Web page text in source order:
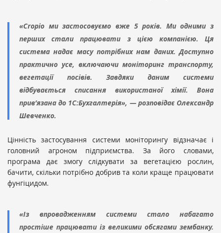
«Cropio ми застосовуємо вже 5 років. Ми одними з
перших стали працювати з цією компанією. Ця
система надає масу потрібних нам даних. Доступно
практично усе, включаючи моніторинг транспорту,
вегетації посівів. Завдяки даним системи
відбувається списання використаної хімії. Вона
прив’язана до 1С:Бухгалтерія», — розповідає Олександр
Шевченко.
Цінність застосування системи моніторингу відзначає і
головний агроном підприємства. За його словами,
програма дає змогу слідкувати за вегетацією рослин,
бачити, скільки потрібно добрив та коли краще працювати
фунгіцидом.
«Із впровадженням системи стало набагато
простіше працювати із великими обсягами зембанку.